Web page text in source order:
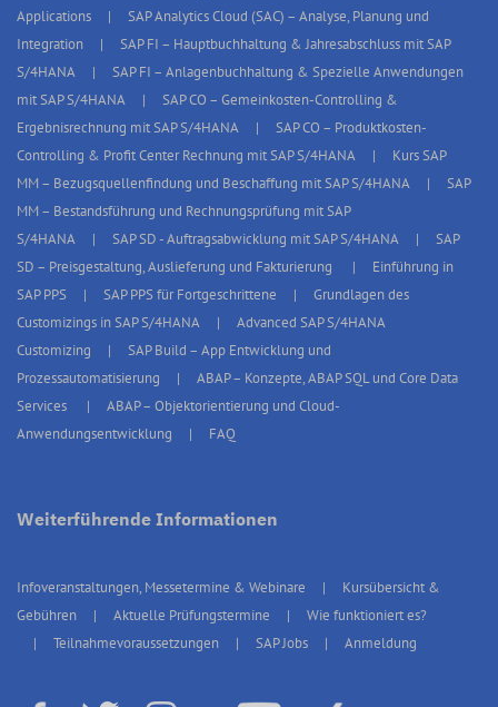
Applications
SAP Analytics Cloud (SAC) – Analyse, Planung und
Integration
SAP FI – Hauptbuchhaltung & Jahresabschluss mit SAP
S/4HANA
SAP FI – Anlagenbuchhaltung & Spezielle Anwendungen
mit SAP S/4HANA
SAP CO – Gemeinkosten-Controlling &
Ergebnisrechnung mit SAP S/4HANA
SAP CO – Produktkosten-
Controlling & Profit Center Rechnung mit SAP S/4HANA
Kurs SAP
MM – Bezugsquellenfindung und Beschaffung mit SAP S/4HANA
SAP
MM – Bestandsführung und Rechnungsprüfung mit SAP
S/4HANA
SAP SD - Auftragsabwicklung mit SAP S/4HANA
SAP
SD – Preisgestaltung, Auslieferung und Fakturierung
Einführung in
SAP PPS
SAP PPS für Fortgeschrittene
Grundlagen des
Customizings in SAP S/4HANA
Advanced SAP S/4HANA
Customizing
SAP Build – App Entwicklung und
Prozessautomatisierung
ABAP – Konzepte, ABAP SQL und Core Data
Services
ABAP – Objektorientierung und Cloud-
Anwendungsentwicklung
FAQ
Weiterführende Informationen
Infoveranstaltungen, Messetermine & Webinare
Kursübersicht &
Gebühren
Aktuelle Prüfungstermine
Wie funktioniert es?
Teilnahmevoraussetzungen
SAP Jobs Anmeldung